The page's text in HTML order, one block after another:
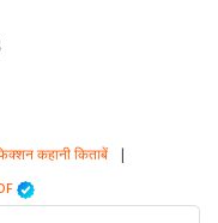
कहानी किताबें |